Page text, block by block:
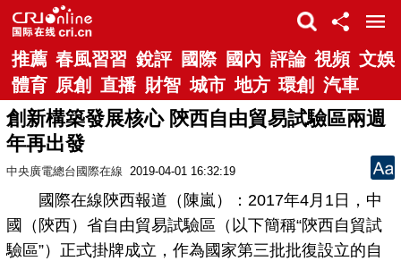
推薦 春風習習 銳評 國際 國內 評論 視頻 文娛
體育 原創 直播 財智 城市 地方 環創 汽車
創新構築發展核心 陝西自由貿易試驗區兩週
年再出發
中央廣電總台國際在線 2019-04-01 16:32:19
國際在線陝西報道（陳嵐）：2017年4月1日，中
國（陝西）省自由貿易試驗區（以下簡稱“陝西自貿試
驗區”）正式掛牌成立，作為國家第三批批復設立的自